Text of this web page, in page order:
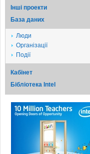
Iншi проекти
База даних
Люди
Організації
Події
Кабінет
Бібліотека Intel